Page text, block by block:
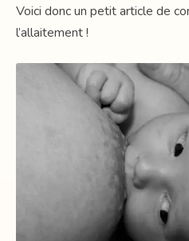
Voici donc un petit article de
l’allaitement !